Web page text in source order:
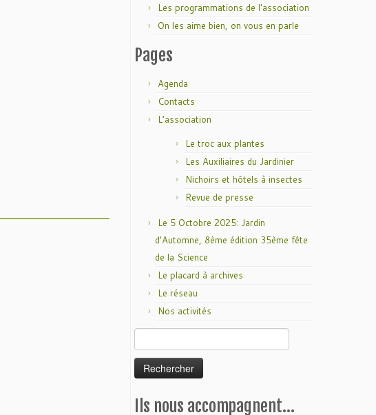
Les programmations de l'association
On les aime bien, on vous en parle
Pages
Agenda
Contacts
L’association
Le troc aux plantes
Les Auxiliaires du Jardinier
Nichoirs et hôtels à insectes
Revue de presse
Le 5 Octobre 2025: Jardin
d’Automne, 8ème édition 35ème fête
de la Science
Le placard à archives
Le réseau
Nos activités
Ils nous accompagnent…